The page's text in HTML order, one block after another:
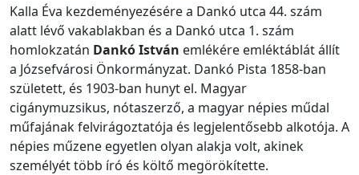
Kalla Éva kezdeményezésére a Dankó utca 44. szám
alatt lévő vakablakban és a Dankó utca 1. szám
homlokzatán Dankó István emlékére emléktáblát állít
a Józsefvárosi Önkormányzat. Dankó Pista 1858-ban
született, és 1903-ban hunyt el. Magyar
cigánymuzsikus, nótaszerző, a magyar népies műdal
műfajá­nak felvirágoztatója és legjelentősebb alkotója. A
népies műzene egyetlen olyan alakja volt, akinek
személyét több író és költő megörökítette.